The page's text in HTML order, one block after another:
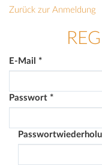
Zurück zur Anmeldung
E-Mail *
Passwort *